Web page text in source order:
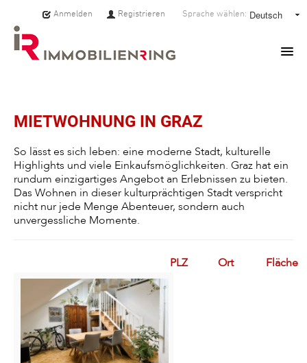
Sprache wählen:
Anmelden Registrieren
IMMOBILIEN
MAKLER:INNEN
ÜBER UNS
MIETWOHNUNG IN GRAZ
So lässt es sich leben: eine moderne Stadt, kulturelle
Highlights und viele Einkaufsmöglichkeiten. Graz hat ein
rundum einzigartiges Angebot an Erlebnissen zu bieten.
Das Wohnen in dieser kulturprächtigen Stadt verspricht
nicht nur jede Menge Abenteuer, sondern auch
unvergessliche Momente.
PLZ Ort Fläche